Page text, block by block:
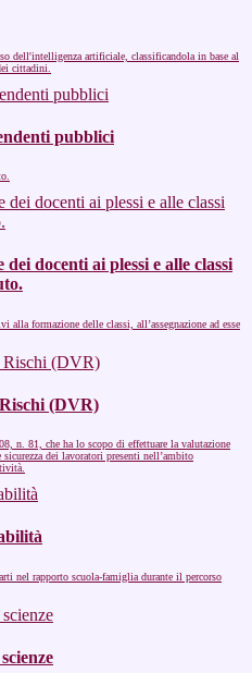
dell'intelligenza artificiale, classificandola in base al
cittadini.
pubblici
docenti ai plessi e alle classi
formazione delle classi, all’assegnazione ad esse
(DVR)
n. 81, che ha lo scopo di effettuare la valutazione
dei lavoratori presenti nell’ambito
nel rapporto scuola-famiglia durante il percorso